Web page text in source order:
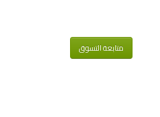
متابعة التسوق